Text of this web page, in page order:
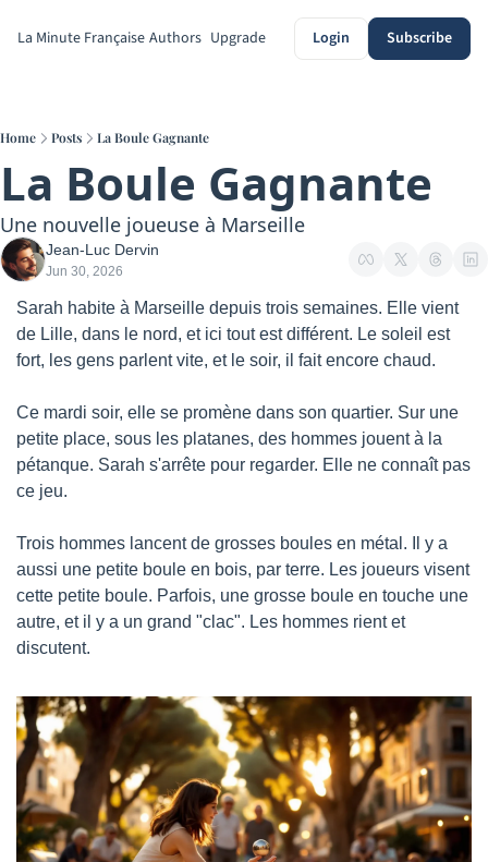
La Minute Française Authors Upgrade Login Subscribe
Home Posts La Boule Gagnante
La Boule Gagnante
Une nouvelle joueuse à Marseille
Jean-Luc Dervin
Jun 30, 2026
Sarah habite à Marseille depuis trois semaines. Elle vient
de Lille, dans le nord, et ici tout est différent. Le soleil est
fort, les gens parlent vite, et le soir, il fait encore chaud.
Ce mardi soir, elle se promène dans son quartier. Sur une
petite place, sous les platanes, des hommes jouent à la
pétanque. Sarah s'arrête pour regarder. Elle ne connaît pas
ce jeu.
Trois hommes lancent de grosses boules en métal. Il y a
aussi une petite boule en bois, par terre. Les joueurs visent
cette petite boule. Parfois, une grosse boule en touche une
autre, et il y a un grand "clac". Les hommes rient et
discutent.